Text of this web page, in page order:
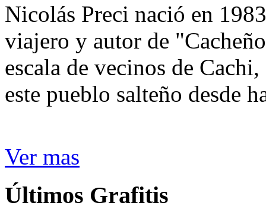
Nicolás Preci nació en
viajero y autor de
escala de vecinos de
este pueblo salteño desde
Ver mas
Últimos Grafitis